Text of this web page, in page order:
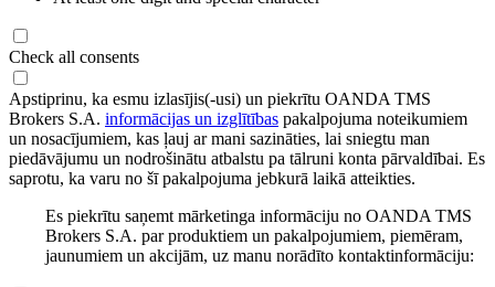
Check all consents
Apstiprinu, ka esmu izlasījis(-usi) un piekrītu OANDA TMS
Brokers S.A. informācijas un izglītības pakalpojuma noteikumiem
un nosacījumiem, kas ļauj ar mani sazināties, lai sniegtu man
piedāvājumu un nodrošinātu atbalstu pa tālruni konta pārvaldībai. Es
saprotu, ka varu no šī pakalpojuma jebkurā laikā atteikties.
Es piekrītu saņemt mārketinga informāciju no OANDA TMS
Brokers S.A. par produktiem un pakalpojumiem, piemēram,
jaunumiem un akcijām, uz manu norādīto kontaktinformāciju: